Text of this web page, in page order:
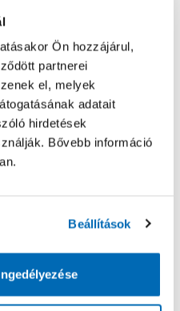
Ön hozzájárul,
partnerei
el, melyek
adatait
hirdetések
Bővebb információ
Beállítások